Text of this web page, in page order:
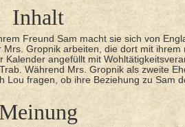
Inhalt
Freund Sam macht sie sich von
Gropnik arbeiten, die dort mit
angefüllt mit
Während Mrs. Gropnik als zweite
fragen, ob ihre Beziehung zu Sam
Meinung